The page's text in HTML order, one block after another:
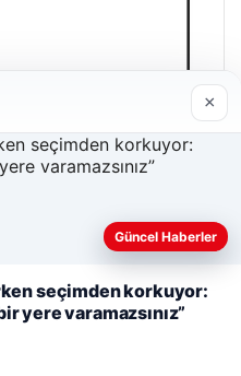
daha iyi anlayabilmek,
×
Güncel Haberler
seçimden korkuyor:
yere varamazsınız”